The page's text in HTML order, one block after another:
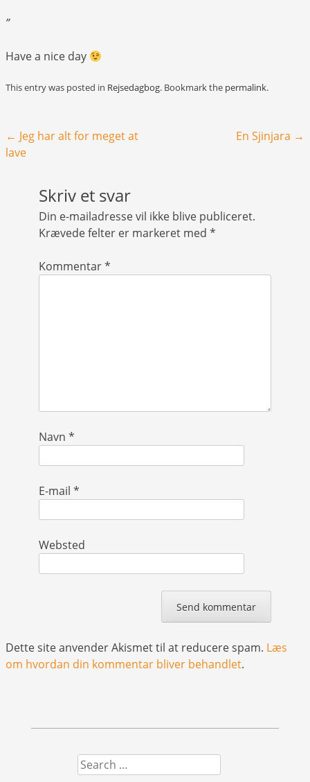
”
Have a nice day
This entry was posted in Rejsedagbog. Bookmark the permalink.
Post navigation
← Jeg har alt for meget at
lave
En Sjinjara →
Skriv et svar
Din e-mailadresse vil ikke blive publiceret.
Krævede felter er markeret med *
Kommentar*
Navn *
E-mail *
Websted
Dette site anvender Akismet til at reducere spam. Læs
om hvordan din kommentar bliver behandlet.
Search